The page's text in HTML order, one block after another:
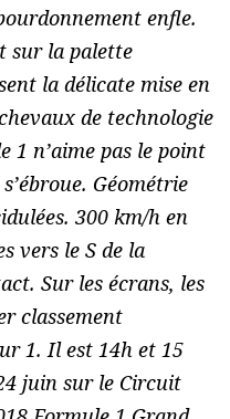
enfle.
sur la palette
la délicate mise en
de technologie
1 n’aime pas le point
Géométrie
300 km/h en
vers le S de la
Sur les écrans, les
classement
1. Il est 14h et 15
juin sur le Circuit